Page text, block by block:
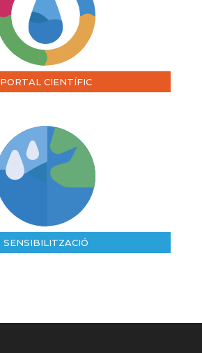
PORTAL CIENTÍFIC
SENSIBILITZACIÓ